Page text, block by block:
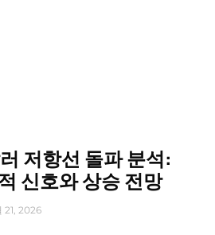
저항선 돌파 분석:
신호와 상승 전망
21, 2026